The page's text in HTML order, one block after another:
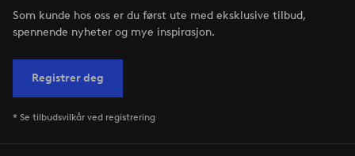
Som kunde hos oss er du først ute med eksklusive tilbud,
spennende nyheter og mye inspirasjon.
Registrer deg
* Se tilbudsvilkår ved registrering